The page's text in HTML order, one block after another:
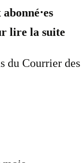
lire la suite
du Courrier des